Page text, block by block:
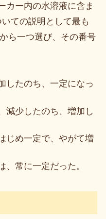
カー内の水溶液に含ま
ての説明として最も
ら一つ選び、その番号
したのち、一定になっ
減少したのち、増加し
じめ一定で、やがて増
、常に一定だった。